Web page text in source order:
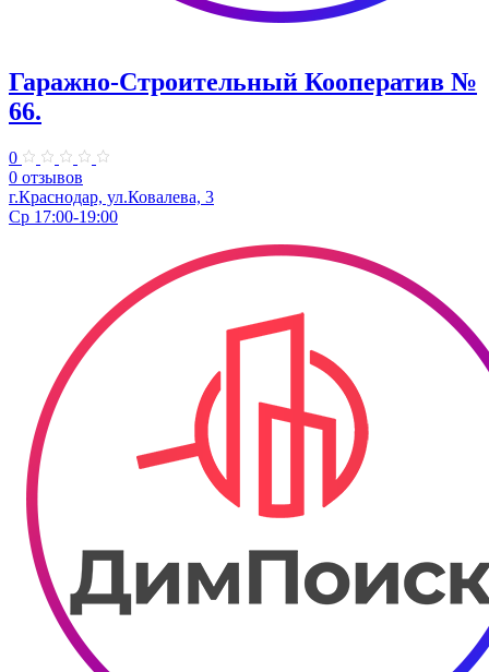
Гаражно-Строительный Кооператив №
66.
0
0 отзывов
г.Краснодар, ул.Ковалева, 3
Ср 17:00-19:00